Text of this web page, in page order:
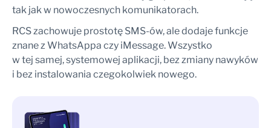
tak jak w nowoczesnych komunikatorach.
RCS zachowuje prostotę SMS-ów, ale dodaje funkcje
znane z WhatsAppa czy iMessage. Wszystko
w tej samej, systemowej aplikacji, bez zmiany nawyków
i bez instalowania czegokolwiek nowego.